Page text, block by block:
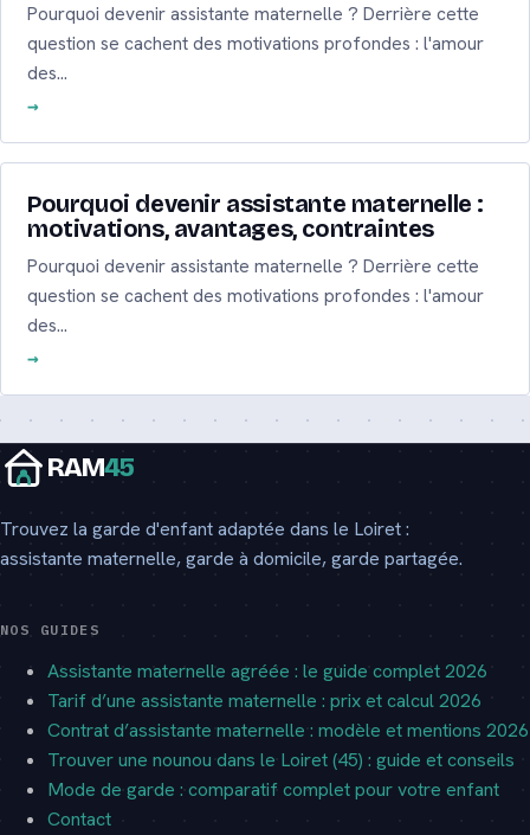
Pourquoi devenir assistante maternelle ? Derrière cette
question se cachent des motivations profondes : l'amour
des…
Pourquoi devenir assistante maternelle :
motivations, avantages, contraintes
Pourquoi devenir assistante maternelle ? Derrière cette
question se cachent des motivations profondes : l'amour
des…
RAM45
Trouvez la garde d'enfant adaptée dans le Loiret :
assistante maternelle, garde à domicile, garde partagée.
NOS GUIDES
Assistante maternelle agréée : le guide complet 2026
Tarif d’une assistante maternelle : prix et calcul 2026
Contrat d’assistante maternelle : modèle et mentions 2026
Trouver une nounou dans le Loiret (45) : guide et conseils
Mode de garde : comparatif complet pour votre enfant
Contact